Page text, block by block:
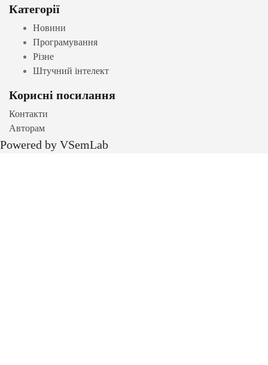
Категорії
Новини
Програмування
Різне
Штучний інтелект
Корисні посилання
Контакти
Авторам
Powered by VSemLab